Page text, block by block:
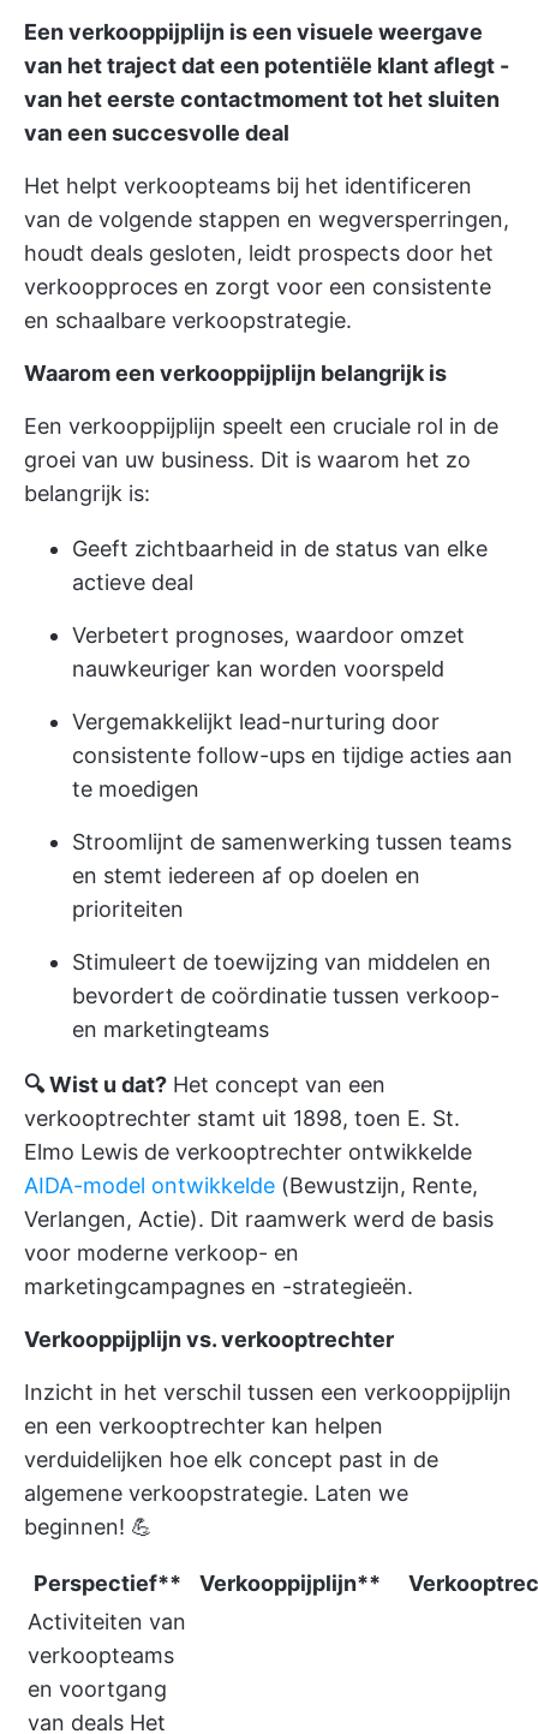
Een verkooppijplijn is een visuele weergave
van het traject dat een potentiële klant aflegt -
van het eerste contactmoment tot het sluiten
van een succesvolle deal
Het helpt verkoopteams bij het identificeren
van de volgende stappen en wegversperringen,
houdt deals gesloten, leidt prospects door het
verkoopproces en zorgt voor een consistente
en schaalbare verkoopstrategie.
Waarom een verkooppijplijn belangrijk is
Een verkooppijplijn speelt een cruciale rol in de
groei van uw business. Dit is waarom het zo
belangrijk is:
Geeft zichtbaarheid in de status van elke
actieve deal
Verbetert prognoses, waardoor omzet
nauwkeuriger kan worden voorspeld
Vergemakkelijkt lead-nurturing door
consistente follow-ups en tijdige acties aan
te moedigen
Stroomlijnt de samenwerking tussen teams
en stemt iedereen af op doelen en
prioriteiten
Stimuleert de toewijzing van middelen en
bevordert de coördinatie tussen verkoop-
en marketingteams
🔍 Wist u dat? Het concept van een
verkooptrechter stamt uit 1898, toen E. St.
Elmo Lewis de verkooptrechter ontwikkelde
AIDA-model ontwikkelde (Bewustzijn, Rente,
Verlangen, Actie). Dit raamwerk werd de basis
voor moderne verkoop- en
marketingcampagnes en -strategieën.
Verkooppijplijn vs. verkooptrechter
Inzicht in het verschil tussen een verkooppijplijn
en een verkooptrechter kan helpen
verduidelijken hoe elk concept past in de
algemene verkoopstrategie. Laten we
beginnen! 💪
Perspectief** Verkooppijplijn**
Activiteiten van
verkoopteams
en voortgang
van deals Het